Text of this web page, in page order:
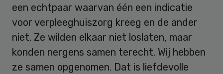
een echtpaar waarvan één een indicatie
voor verpleeghuiszorg kreeg en de ander
niet. Ze wilden elkaar niet loslaten, maar
konden nergens samen terecht. Wij hebben
ze samen opgenomen. Dat is liefdevolle